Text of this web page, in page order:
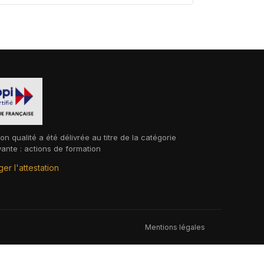
qualité a été délivrée au titre de la catégorie
: actions de formation
l'attestation
Mentions légales